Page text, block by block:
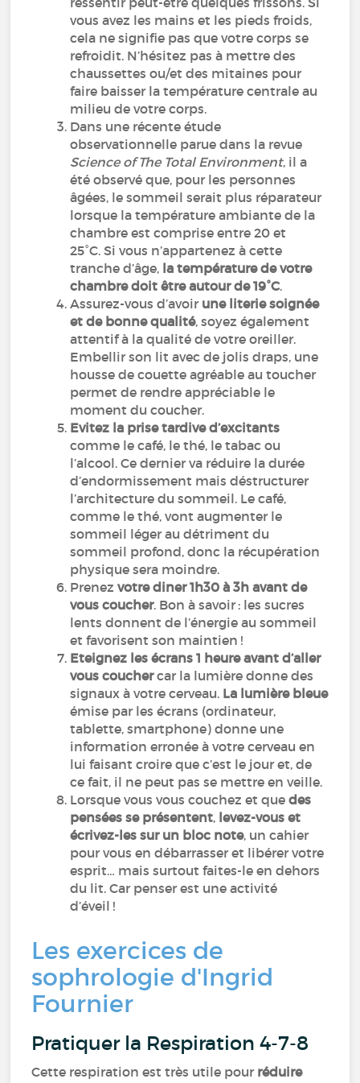
vous avez les mains et les pieds froids,
cela ne signifie pas que votre corps se
refroidit. N’hésitez pas à mettre des
chaussettes ou/et des mitaines pour
faire baisser la température centrale au
milieu de votre corps.
Dans une récente étude
observationnelle parue dans la revue
Science of The Total Environment, il a
été observé que, pour les personnes
âgées, le sommeil serait plus réparateur
lorsque la température ambiante de la
chambre est comprise entre 20 et
25°C. Si vous n’appartenez à cette
tranche d’âge, la température de votre
chambre doit être autour de 19°C.
Assurez-vous d’avoir une literie soignée
et de bonne qualité, soyez également
attentif à la qualité de votre oreiller.
Embellir son lit avec de jolis draps, une
housse de couette agréable au toucher
permet de rendre appréciable le
moment du coucher.
Evitez la prise tardive d’excitants
comme le café, le thé, le tabac ou
l’alcool. Ce dernier va réduire la durée
d’endormissement mais déstructurer
l’architecture du sommeil. Le café,
comme le thé, vont augmenter le
sommeil léger au détriment du
sommeil profond, donc la récupération
physique sera moindre.
Prenezvotre diner 1h30 à 3h avant de
vous coucher. Bon à savoir : les sucres
lents donnent de l’énergie au sommeil
et favorisent son maintien !
Eteignez les écrans 1 heure avant d’aller
vous couchercar la lumière donne des
signaux à votre cerveau. La lumière bleue
émise par les écrans (ordinateur,
tablette, smartphone) donne une
information erronée à votre cerveau en
lui faisant croire que c’est le jour et, de
ce fait, il ne peut pas se mettre en veille.
Lorsque vous vous couchez et quedes
pensées se présentent, levez-vous et
écrivez-les sur un bloc note, un cahier
pour vous en débarrasser et libérer votre
esprit… mais surtout faites-le en dehors
du lit. Car penser est une activité
d’éveil !
Les exercices de
sophrologie d'Ingrid
Fournier
Pratiquer la Respiration 4-7-8
Cette respiration est très utile pour réduire